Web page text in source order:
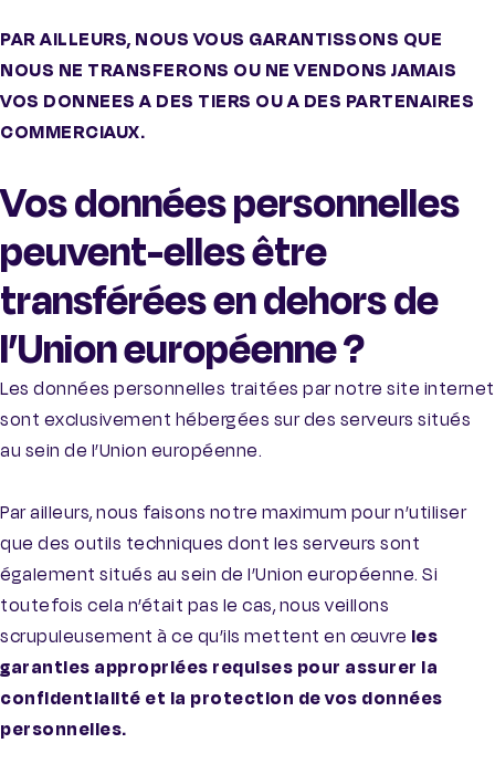
PAR AILLEURS, NOUS VOUS GARANTISSONS QUE
NOUS NE TRANSFERONS OU NE VENDONS JAMAIS
VOS DONNEES A DES TIERS OU A DES PARTENAIRES
COMMERCIAUX.
Vos données personnelles
peuvent-elles être
transférées en dehors de
l’Union européenne ?
Les données personnelles traitées par notre site internet
sont exclusivement hébergées sur des serveurs situés
au sein de l’Union européenne.
Par ailleurs, nous faisons notre maximum pour n’utiliser
que des outils techniques dont les serveurs sont
également situés au sein de l’Union européenne. Si
toutefois cela n’était pas le cas, nous veillons
scrupuleusement à ce qu’ils mettent en œuvre les
garanties appropriées requises pour assurer la
confidentialité et la protection de vos données
personnelles.